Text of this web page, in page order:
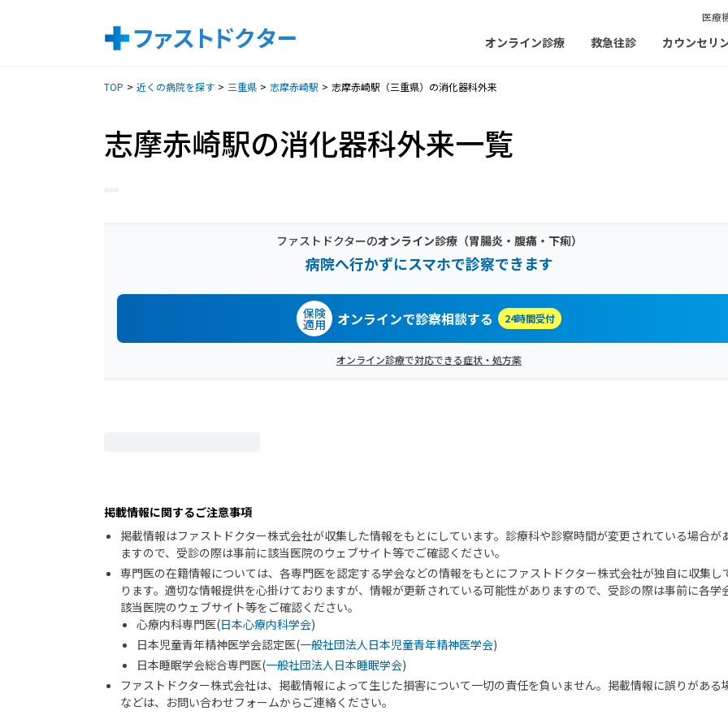
医療
オンライン診療 救急往診 カウンセリ
TOP 近くの病院を探す 三重県 志摩赤崎駅 志摩赤崎駅（三重県）の消化器科外来
志摩赤崎駅の消化器科外来一覧
ファストドクターのオンライン診療（胃腸炎・腹痛・下痢）
病院へ行かずにスマホで診察できます
保険
適用 オンラインで診察相談する 24時間受付
オンライン診療で対応できる症状・処方薬
掲載情報に関するご注意事項
掲載情報はファストドクター株式会社が収集した情報をもとにしています。診療科や診察時間が変更されている場合が
ますので、受診の際は事前に該当医院のウェブサイト等でご確認ください。
専門医の在籍情報については、各専門医を認定する学会などの情報をもとにファストドクター株式会社が独自に収集し
ります。適切な情報提供を心掛けておりますが、情報が更新されている可能性がありますので、受診の際は事前に各学
該当医院のウェブサイト等をご確認ください。
心療内科専門医(日本心療内科学会)
日本児童青年精神医学会認定医(一般社団法人日本児童青年精神医学会)
日本睡眠学会総合専門医(一般社団法人日本睡眠学会)
ファストドクター株式会社は、掲載情報によって生じた損害について一切の責任を負いません。掲載情報に誤りがある
などは、お問い合わせフォームからご連絡ください。